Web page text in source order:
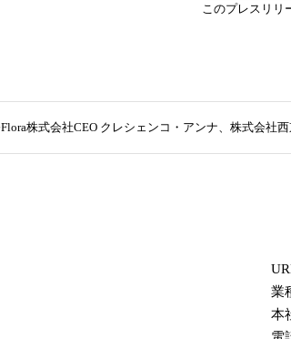
このプレスリリ
Flora株式会社CEO クレシェンコ・アンナ、株式会社
業
本